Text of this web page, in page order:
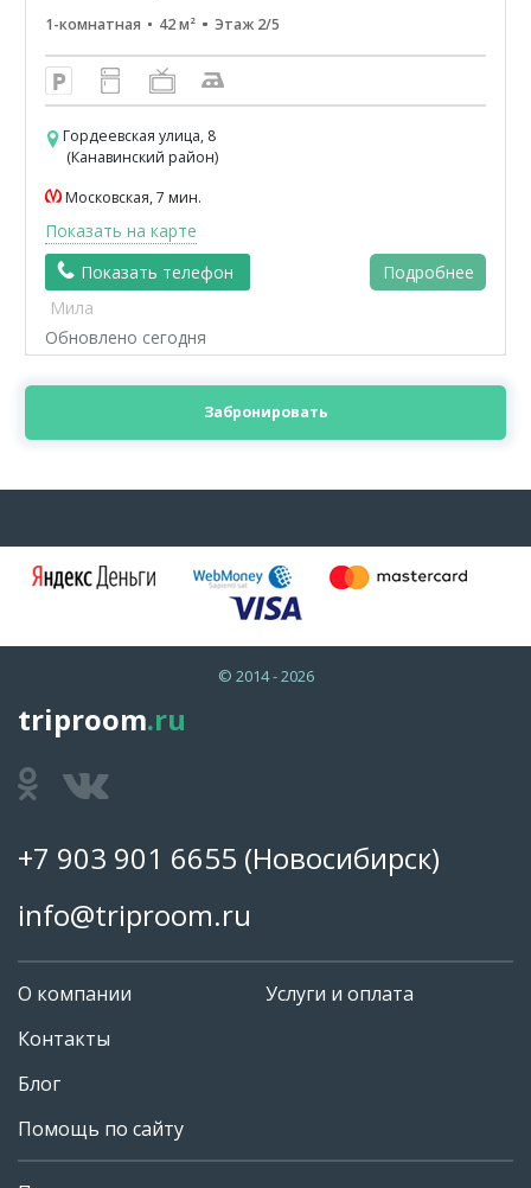
1-комнатная 42 м² Этаж 2/5
Гордеевская улица, 8
(Канавинский район)
Московская, 7 мин.
Показать на карте
Показать телефон
Подробнее
Мила
Обновлено сегодня
Забронировать
© 2014 - 2026
triproom.ru
+7 903 901 6655 (Новосибирск)
info@triproom.ru
О компании
Контакты
Блог
Помощь по сайту
Услуги и оплата